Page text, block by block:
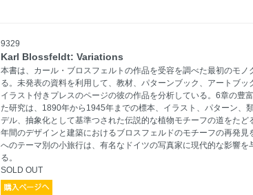
9329
Karl Blossfeldt: Variations
本書は、カール・ブロスフェルトの作品を受容を調べた最初のモノ
る。未発表の資料を利用して、教材、パターンブック、アートブッ
イラスト付きプレスのページの彼の作品を分析している。6章の豊
た研究は、1890年から1945年までの標本、イラスト、パターン、
デル、抽象化として基準つされた伝説的な植物モチーフの道をたど
年間のデザインと建築におけるブロスフェルドのモチーフの再発見
へのテーマ別の小旅行は、有名なドイツの写真家に現代的な影響を
る。
SOLD OUT